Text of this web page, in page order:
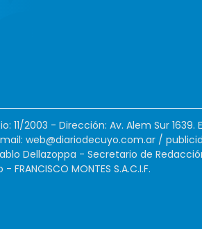
11/2003 - Dirección: Av. Alem Sur
web@diariodecuyo.com.ar /
Dellazoppa - Secretario de
MONTES S.A.C.I.F.